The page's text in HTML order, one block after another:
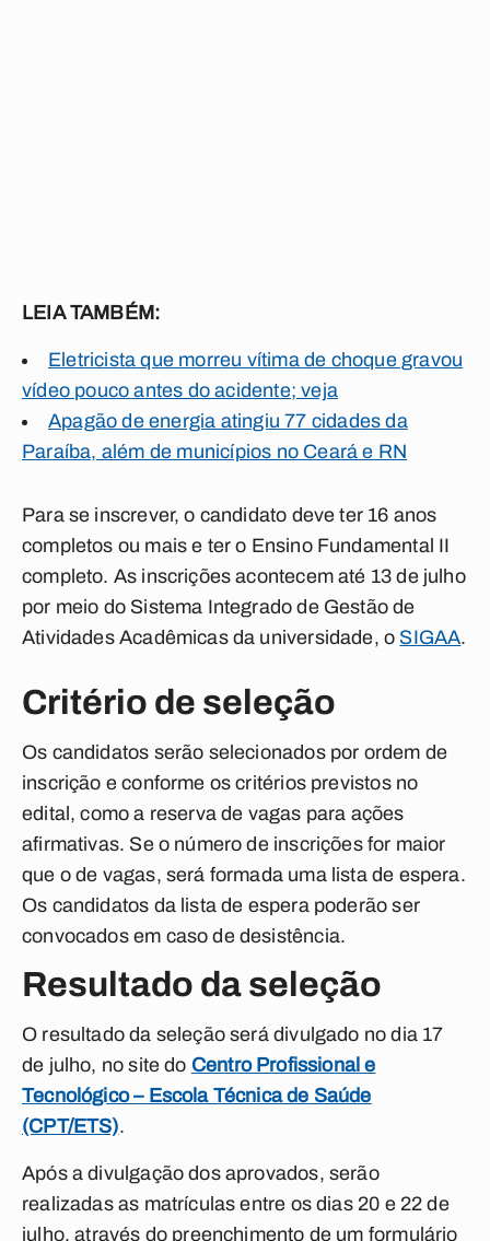
LEIA TAMBÉM:
Eletricista que morreu vítima de choque gravou
vídeo pouco antes do acidente; veja
Apagão de energia atingiu 77 cidades da
Paraíba, além de municípios no Ceará e RN
Para se inscrever, o candidato deve ter 16 anos
completos ou mais e ter o Ensino Fundamental II
completo. As inscrições acontecem até 13 de julho
por meio do Sistema Integrado de Gestão de
Atividades Acadêmicas da universidade, o SIGAA.
Critério de seleção
Os candidatos serão selecionados por ordem de
inscrição e conforme os critérios previstos no
edital, como a reserva de vagas para ações
afirmativas. Se o número de inscrições for maior
que o de vagas, será formada uma lista de espera.
Os candidatos da lista de espera poderão ser
convocados em caso de desistência.
Resultado da seleção
O resultado da seleção será divulgado no dia 17
de julho, no site do Centro Profissional e
Tecnológico – Escola Técnica de Saúde
(CPT/ETS).
Após a divulgação dos aprovados, serão
realizadas as matrículas entre os dias 20 e 22 de
julho, através do preenchimento de um formulário